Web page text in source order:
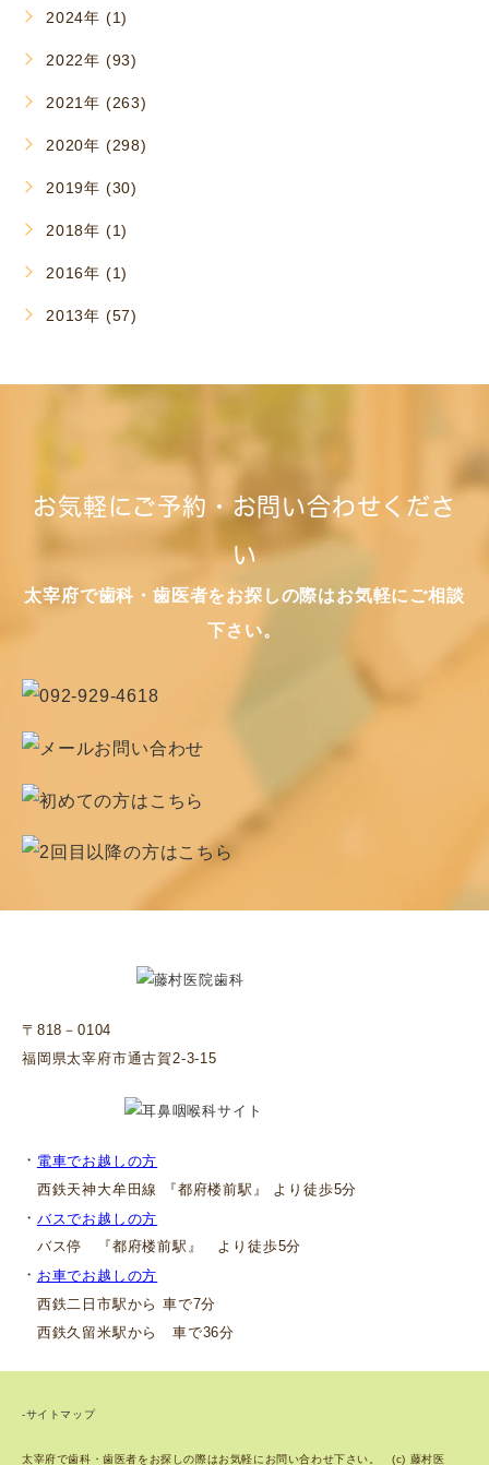
2024年 (1)
2022年 (93)
2021年 (263)
2020年 (298)
2019年 (30)
2018年 (1)
2016年 (1)
2013年 (57)
お気軽にご予約・お問い合わせくださ
い
太宰府で歯科・歯医者をお探しの際はお気軽にご相談
下さい。
〒818－0104
福岡県太宰府市通古賀2-3-15
・ 電車でお越しの方
西鉄天神大牟田線 『都府楼前駅』 より徒歩5分
・ バスでお越しの方
バス停 『都府楼前駅』 より徒歩5分
・ お車でお越しの方
西鉄二日市駅から 車で7分
西鉄久留米駅から 車で36分
-サイトマップ
太宰府で歯科・歯医者をお探しの際はお気軽にお問い合わせ下さい。 (c) 藤村医